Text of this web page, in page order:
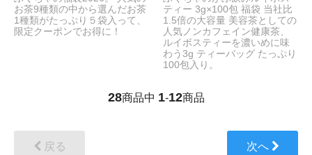
お茶9種類の中から選んだお茶
1種類がたっぷり５袋入って、
限定クーポンでお得に！
ティー 3g×100包 福袋 当社比
1.5倍の大容量 美容茶としての
人気ノンカフェイン健康茶、
ルイボスティーを濃いめに味
わう3g ティーバッグ たっぷり
100包入り。
28商品中 1-12商品
戻る 次へ